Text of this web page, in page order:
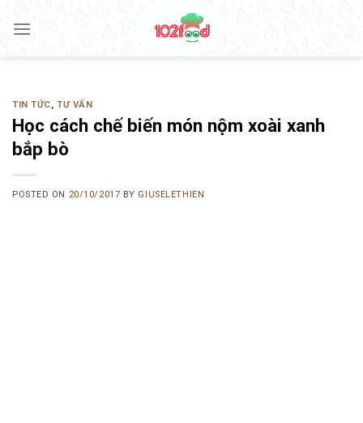
TIN TỨC,TƯ VẤN
Học cách chế biến món nộm xoài xanh
bắp bò
POSTED ON 20/10/2017 BY GIUSELETHIEN